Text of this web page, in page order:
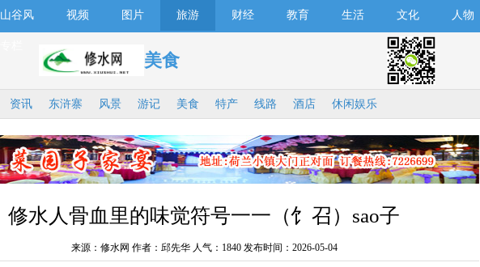
山谷风 视频 图片 旅游 财经 教育 生活 文化 人物
美食
资讯 东浒寨 风景 游记 美食 特产 线路 酒店 休闲娱乐
修水人骨血里的味觉符号一一（饣召）sao子
来源：修水网 作者：邱先华 人气： 1840 发布时间：2026-05-04